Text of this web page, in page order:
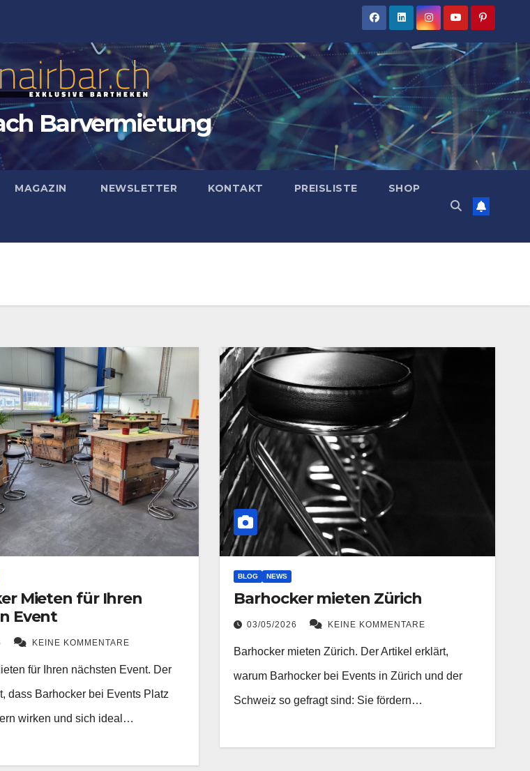
Barvermietung
MAGAZIN NEWSLETTER KONTAKT PREISLISTE SHOP
Mieten für Ihren
Event
KEINE KOMMENTARE
für Ihren nächsten Event. Der
dass Barhocker bei Events Platz
wirken und sich ideal…
BLOG NEWS
Barhocker mieten Zürich
03/05/2026 KEINE KOMMENTARE
Barhocker mieten Zürich. Der Artikel erklärt,
warum Barhocker bei Events in Zürich und der
Schweiz so gefragt sind: Sie fördern…